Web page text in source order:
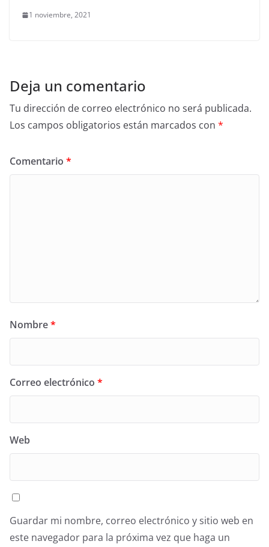
1 noviembre, 2021
Deja un comentario
Tu dirección de correo electrónico no será publicada.
Los campos obligatorios están marcados con *
Comentario *
Nombre*
Correo electrónico *
Web
Guardar mi nombre, correo electrónico y sitio web en
este navegador para la próxima vez que haga un